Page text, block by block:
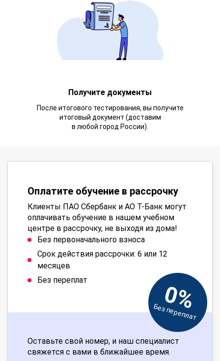
Получите документы
После итогового тестирования, вы получите
итоговый документ (доставим
в любой город России).
Оплатите обучение в рассрочку
Клиенты ПАО Сбербанк и АО Т-Банк могут
оплачивать обучение в нашем учебном
центре в рассрочку, не выходя из дома!
Без первоначального взноса
Срок действия рассрочки: 6 или 12
месяцев
Без переплат
0%
Без переплат
Оставьте свой номер, и наш специалист
свяжется с вами в ближайшее время.